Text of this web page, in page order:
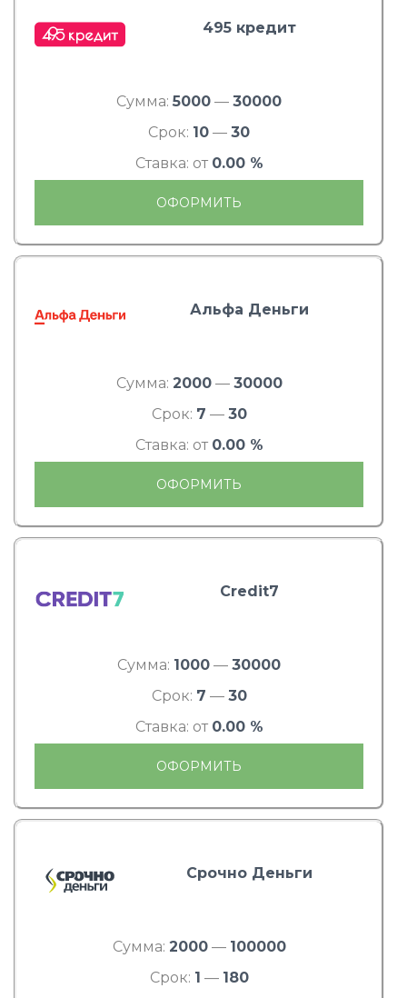
495 кредит
Сумма: 5000 — 30000
Срок: 10 — 30
Ставка: от 0.00 %
ОФОРМИТЬ
Альфа Деньги
Сумма: 2000— 30000
Срок: 7 — 30
Ставка: от 0.00 %
ОФОРМИТЬ
Credit7
Сумма: 1000 — 30000
Срок: 7 — 30
Ставка: от 0.00 %
ОФОРМИТЬ
Срочно Деньги
Сумма: 2000— 100000
Срок: 1 — 180